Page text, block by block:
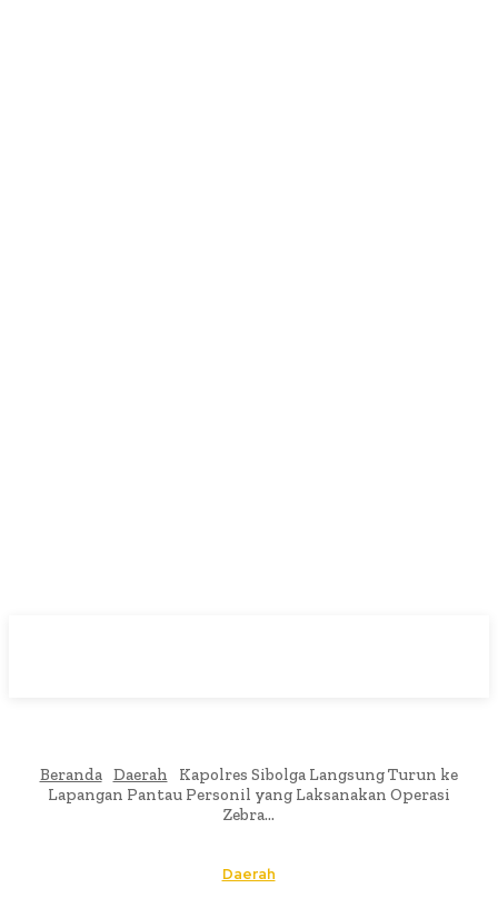
Beranda Daerah
Kapolres Sibolga Langsung Turun ke
Lapangan Pantau Personil yang Laksanakan Operasi
Zebra...
Daerah